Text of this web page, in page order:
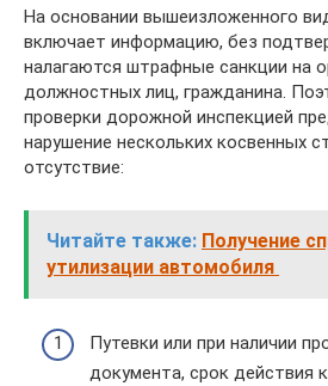
На основании вышеизложенного
включает информацию, без
налагаются штрафные санкции на
должностных лиц, гражданина.
проверки дорожной инспекцией
нарушение нескольких косвенных
отсутствие:
Читайте также: Получение
утилизации автомобиля
Путевки или при наличии
документа, срок действия